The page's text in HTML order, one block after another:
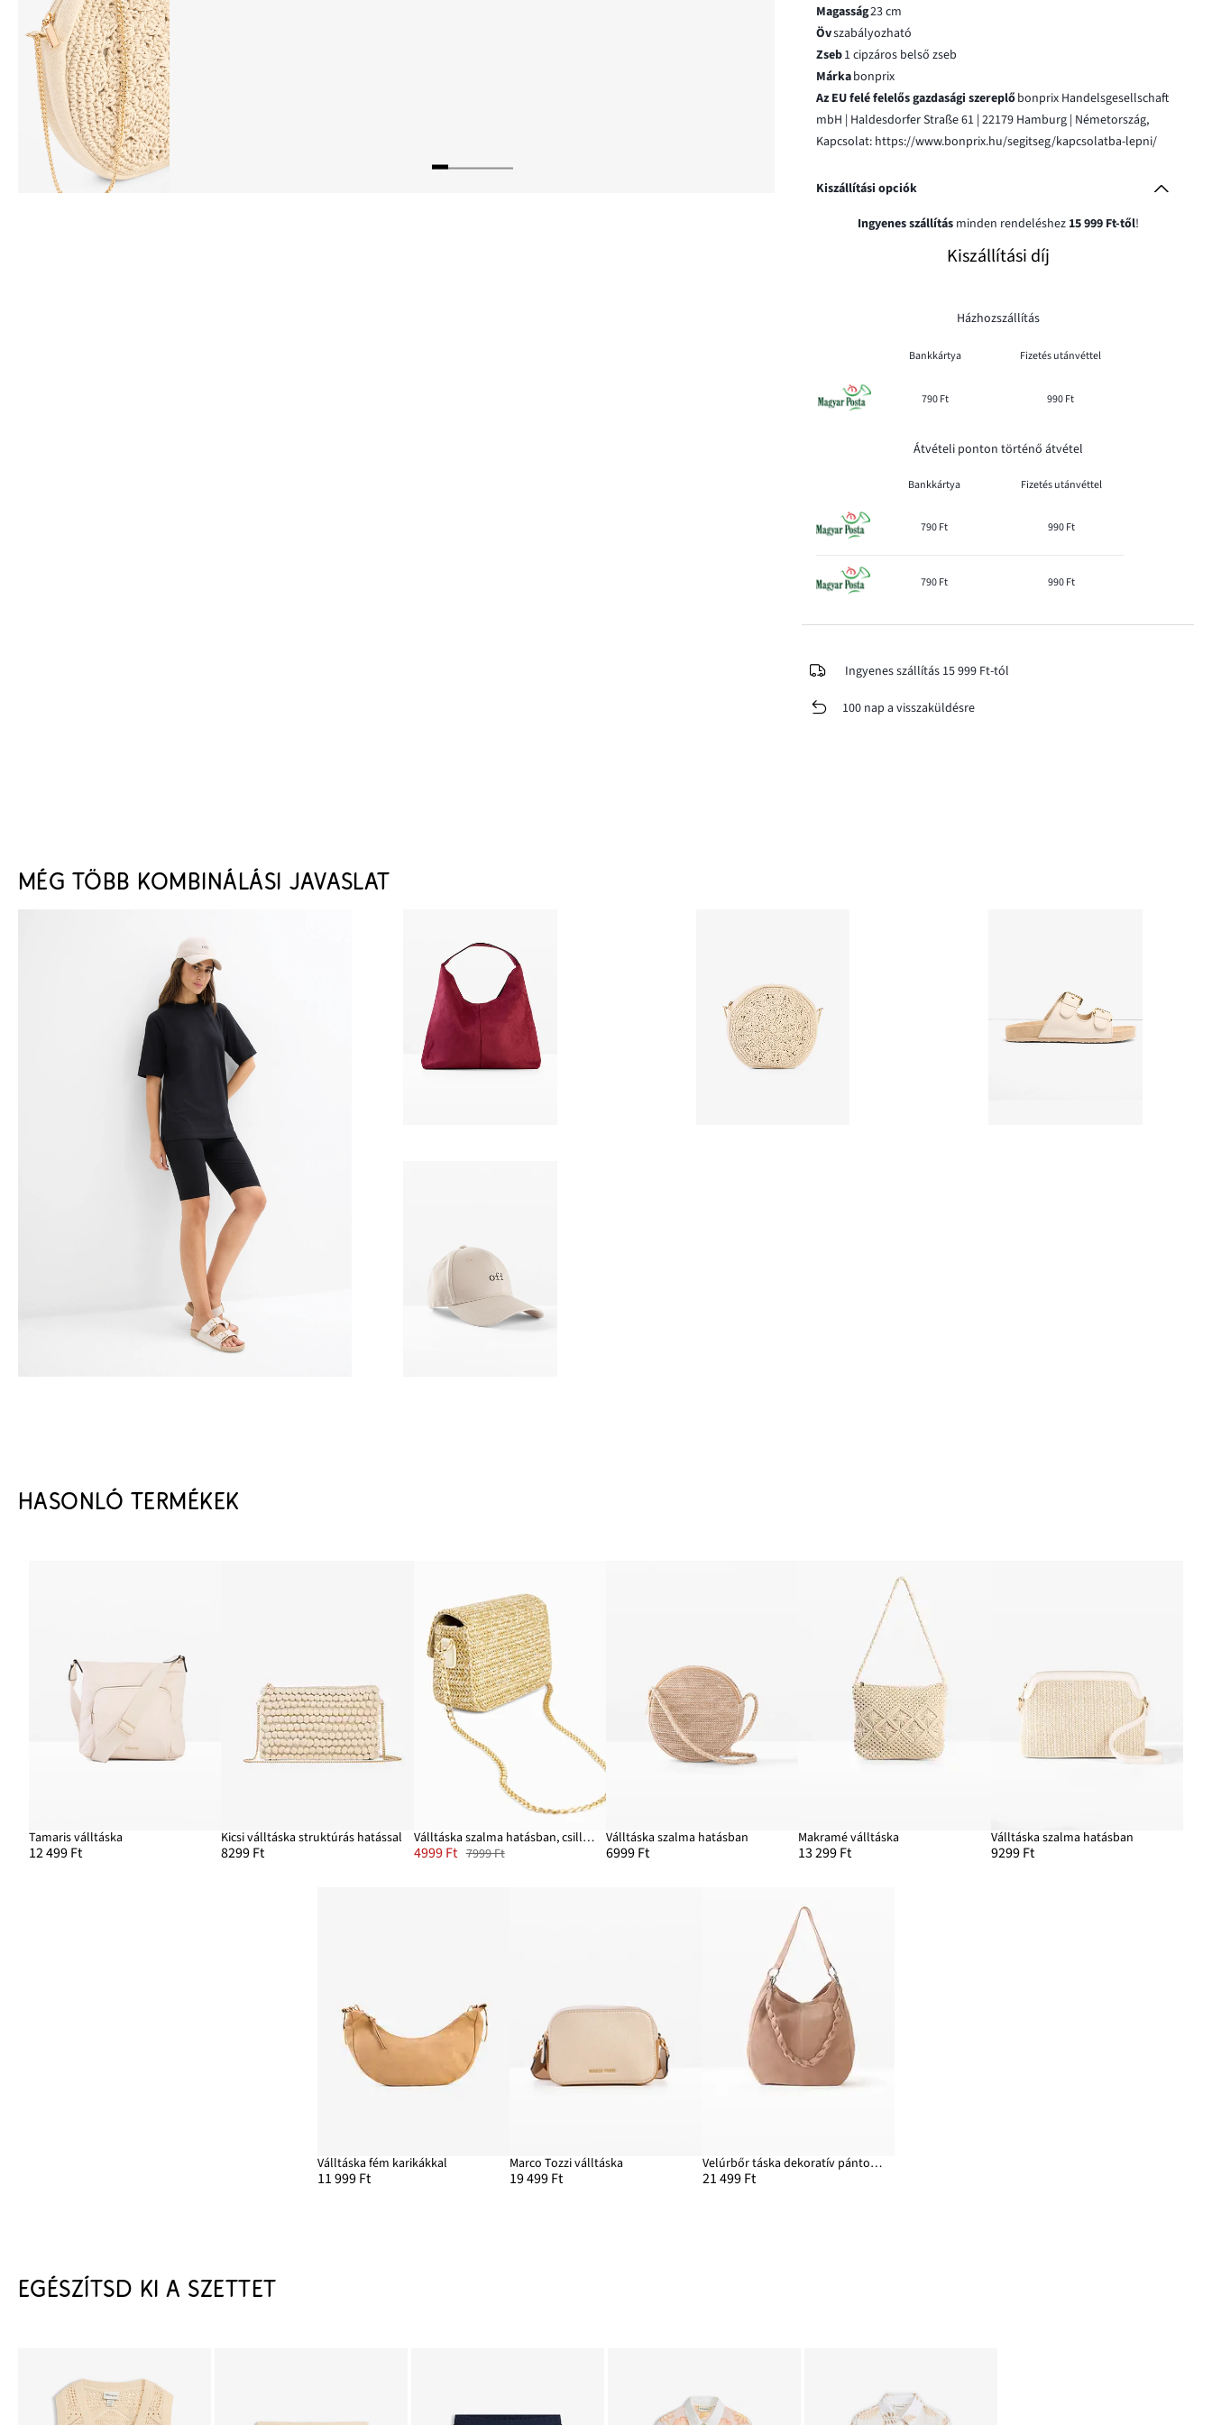
Magasság23 cm
Övszabályozható
Zseb1 cipzáros belső zseb
Márkabonprix
Az EU felé felelős gazdasági szereplőbonprix Handelsgesellschaft
mbH | Haldesdorfer Straße 61 | 22179 Hamburg | Németország,
Kapcsolat: https://www.bonprix.hu/segitseg/kapcsolatba-lepni/
Kiszállítási opciók
Ingyenes szállításminden rendeléshez 15 999 Ft-től!
Kiszállítási díj
Házhozszállítás
Bankkártya Fizetés utánvéttel
790 Ft 990 Ft
Átvételi ponton történő átvétel
Bankkártya Fizetés utánvéttel
790 Ft 990 Ft
790 Ft 990 Ft
Ingyenes szállítás 15 999 Ft-tól
100 nap a visszaküldésre
MÉG TÖBB KOMBINÁLÁSI JAVASLAT
HASONLÓ TERMÉKEK
Tamaris válltáska
12 499 Ft
Kicsi válltáska struktúrás hatással
8299 Ft
Válltáska szalma hatásban, csillogó szálakkal
4999 Ft 7999 Ft
Válltáska szalma hatásban
6999 Ft
Makramé válltáska
13 299 Ft
Válltáska szalma hatásban
9299 Ft
Válltáska fém karikákkal
11 999 Ft
Marco Tozzi válltáska
19 499 Ft
Velúrbőr táska dekoratív pántokkal
21 499 Ft
EGÉSZÍTSD KI A SZETTET